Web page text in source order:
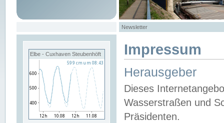
Newsletter
Elbe - Cuxhaven Steubenhöft Impressum
Herausgeber
Dieses
Wasserstraßen und
Präsidenten.